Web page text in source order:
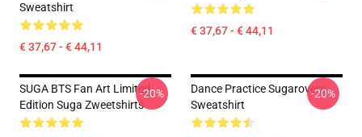
Sweatshirt
€ 37,67 - € 44,11
€ 37,67 - € 44,11
SUGA BTS Fan Art Limited
Edition Suga Zweetshirts
-20%
Dance Practice Sugarovers
Sweatshirt
-20%